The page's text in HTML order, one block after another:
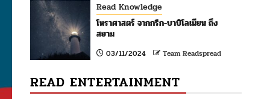
Read Knowledge
โหราศาสตร์ จากกรีก-บาบิโลเนียน ถึง
สยาม
03/11/2024 Team Readspread
READ ENTERTAINMENT